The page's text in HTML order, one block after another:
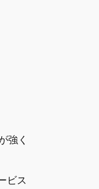
強く
ビス